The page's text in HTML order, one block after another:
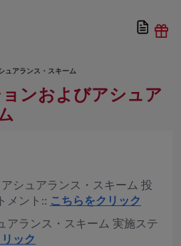
ュアランス・スキーム
ンおよびアシュア
シュアランス・スキーム 投
メント:: こちらをクリック
アランス・スキーム 実施ステ
ック